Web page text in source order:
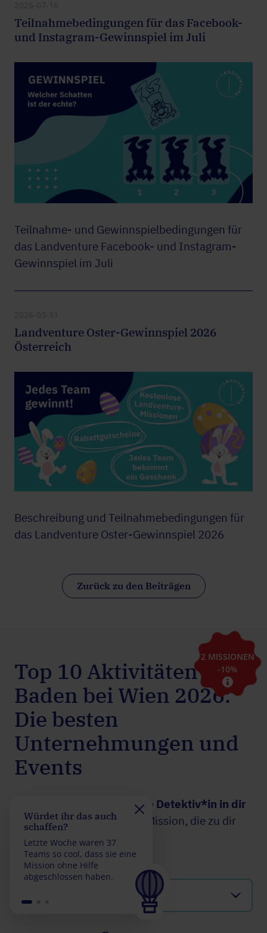
Teilnahmebedingungen für das Facebook-
und Instagram-Gewinnspiel im Juli
Teilnahme- und Gewinnspielbedingungen für
das Landventure Facebook- und Instagram-
Gewinnspiel im Juli
Landventure Oster-Gewinnspiel 2026
Österreich
Beschreibung und Teilnahmebedingungen für
das Landventure Oster-Gewinnspiel 2026
Zurück zu den Beiträgen
2 MISSIONEN
-10%
Top 10 Aktivitäten in
Baden bei Wien 2026:
Die besten
Unternehmungen und
Events
den oder die Detektiv*in in dir
freizulassen? Wähle eine Mission, die zu dir
passt!
Stadt wählen
Würdet ihr das auch
schaffen?
Letzte Woche waren 37
Teams so cool, dass sie eine
Mission ohne Hilfe
abgeschlossen haben.
Nehmt ihr die
Herausforderung an?
5 falschen Antworten